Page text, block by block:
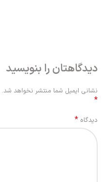
دیدگاهتان را بنویسید
نشانی ایمیل شما منتشر نخواهد شد.
*
دیدگاه *